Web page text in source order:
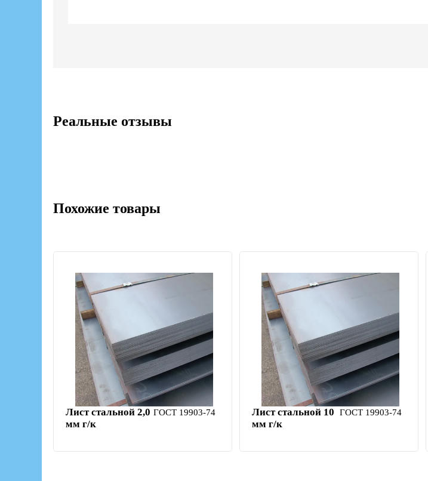
Реальные отзывы
Похожие товары
Лист стальной 2,0
мм г/к
ГОСТ 19903-74
Лист стальной 10
мм г/к
ГОСТ 19903-74